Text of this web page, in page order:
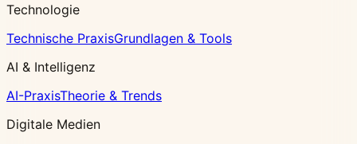
Technologie
Technische PraxisGrundlagen & Tools
AI & Intelligenz
AI-PraxisTheorie & Trends
Digitale Medien